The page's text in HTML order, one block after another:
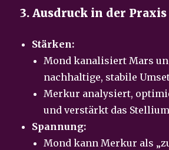
3. Ausdruck in der Praxis
Stärken:
Mond kanalisiert Mars
nachhaltige, stabile
Merkur analysiert,
und verstärkt das Stellium
Spannung:
Mond kann Merkur als